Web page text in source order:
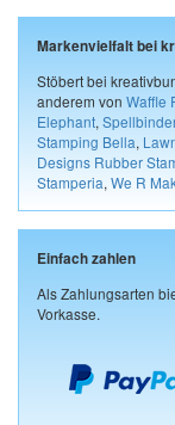
Markenvielfalt bei
Stöbert bei
anderem von Waffle
Elephant,
Stamping Bella,
Designs Rubber
Stamperia, We R
Einfach zahlen
Als Zahlungsarten
Vorkasse.